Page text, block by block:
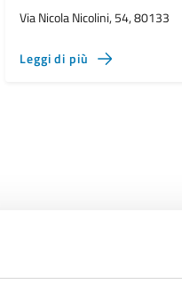
Via Nicola Nicolini, 54, 80133
Leggi di più